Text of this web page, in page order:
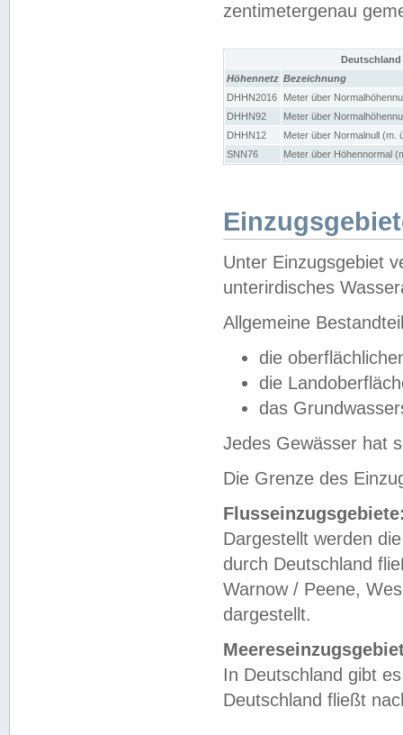
zentimetergenau
Höhennetz Bezeichnung
DHHN2016
Meter über
DHHN92
Meter über
DHHN12
Meter über Normalnull (m.
SNN76
Meter über Höhennormal
Unter Einzugsgebiet
unterirdisches
Allgemeine
die
die
das
Jedes Gewässer hat
Die Grenze des
Dargestellt werden
durch Deutschland
Warnow / Peene,
dargestellt.
In Deutschland gibt
Deutschland fließt